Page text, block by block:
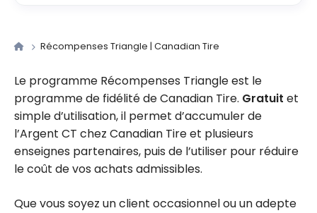
Récompenses Triangle | Canadian Tire
Le programme Récompenses Triangle est le
programme de fidélité de Canadian Tire. Gratuit et
simple d’utilisation, il permet d’accumuler de
l’Argent CT chez Canadian Tire et plusieurs
enseignes partenaires, puis de l’utiliser pour réduire
le coût de vos achats admissibles.
Que vous soyez un client occasionnel ou un adepte